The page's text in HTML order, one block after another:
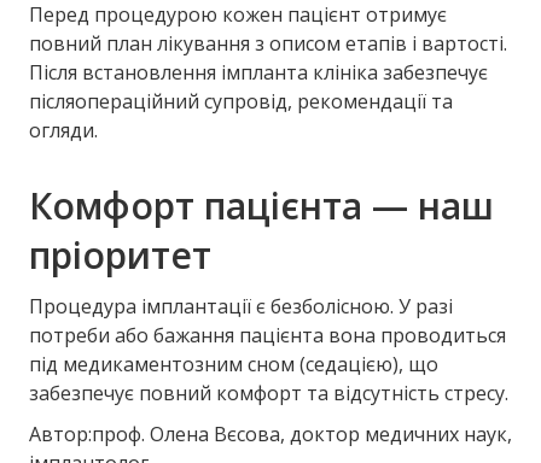
Перед процедурою кожен пацієнт отримує
повний план лікування з описом етапів і вартості.
Після встановлення імпланта клініка забезпечує
післяопераційний супровід, рекомендації та
огляди.
Комфорт пацієнта — наш
пріоритет
Процедура імплантації є безболісною. У разі
потреби або бажання пацієнта вона проводиться
під медикаментозним сном (седацією), що
забезпечує повний комфорт та відсутність стресу.
Автор:проф. Олена Вєсова, доктор медичних наук,